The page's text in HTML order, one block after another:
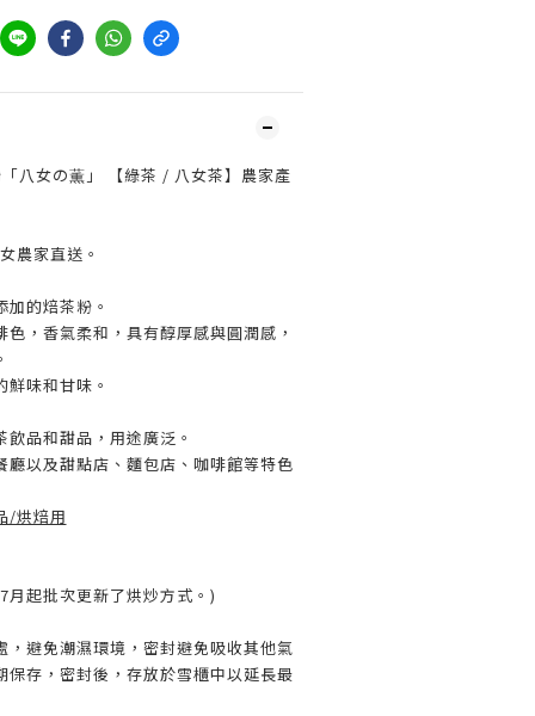
八女の薫」 【綠茶 / 八女茶】農家產
農家直送。
的焙茶粉。
，香氣柔和，具有醇厚感與圓潤感，
味和甘味。
品和甜品，用途廣泛。
廳以及甜點店、麵包店、咖啡館等特色
/烘焙用
起批次更新了烘炒方式。)
，避免潮濕環境，密封避免吸收其他氣
保存，密封後，存放於雪櫃中以延長最